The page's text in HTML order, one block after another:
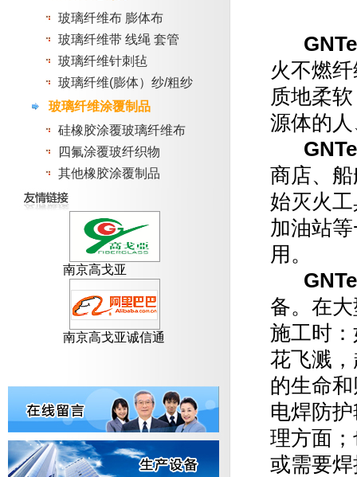
玻璃纤维布 膨体布
玻璃纤维带 线绳 套管
玻璃纤维针刺毡
玻璃纤维(膨体）纱/粗纱
玻璃纤维涂覆制品
硅橡胶涂覆玻璃纤维布
四氟涂覆玻纤织物
其他橡胶涂覆制品
南京高戈亚
南京高戈亚诚信通
火不燃
质地柔
源体的
商店、
始灭火
加油站
用。
备。在
施工时
花飞溅
的生命
电焊防
理方面
或需要